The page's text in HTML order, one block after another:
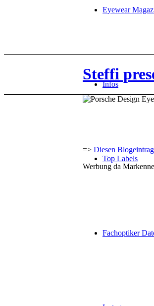
Eyewear
Infos
Top Labels
Fachoptiker
Steffi
=> Diesen
Werbung da